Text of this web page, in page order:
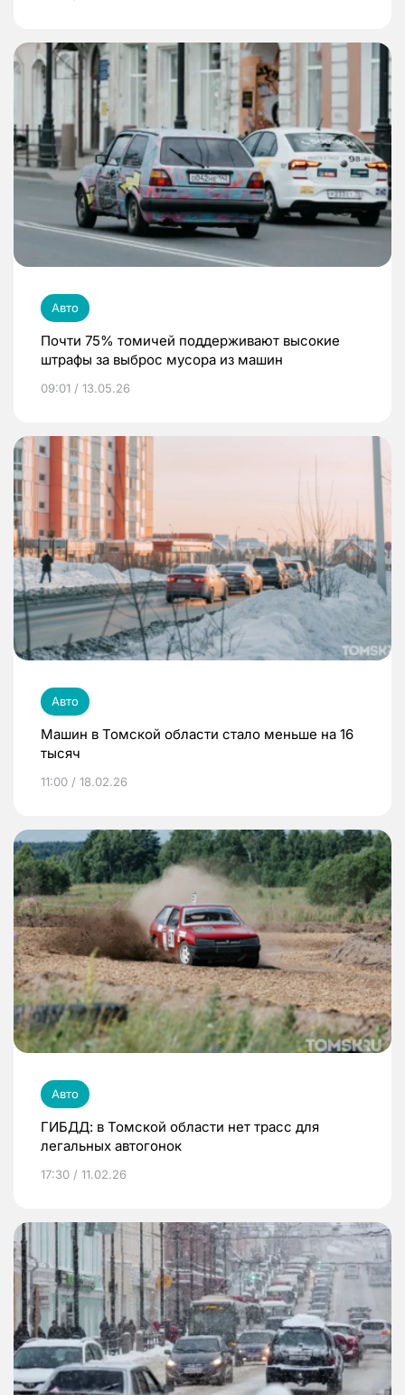
Авто
Почти 75% томичей поддерживают высокие
штрафы за выброс мусора из машин
09:01 / 13.05.26
Авто
Машин в Томской области стало меньше на 16
тысяч
11:00 / 18.02.26
Авто
ГИБДД: в Томской области нет трасс для
легальных автогонок
17:30 / 11.02.26